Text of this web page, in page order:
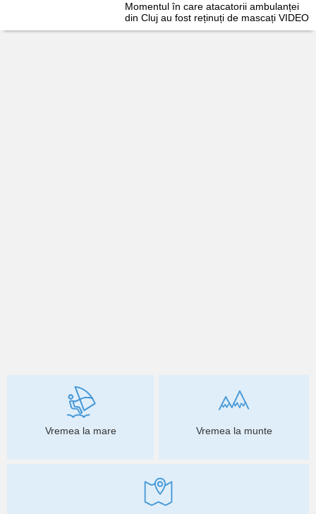
Momentul în care atacatorii ambulanței
din Cluj au fost reținuți de mascați VIDEO
Vremea la mare Vremea la munte